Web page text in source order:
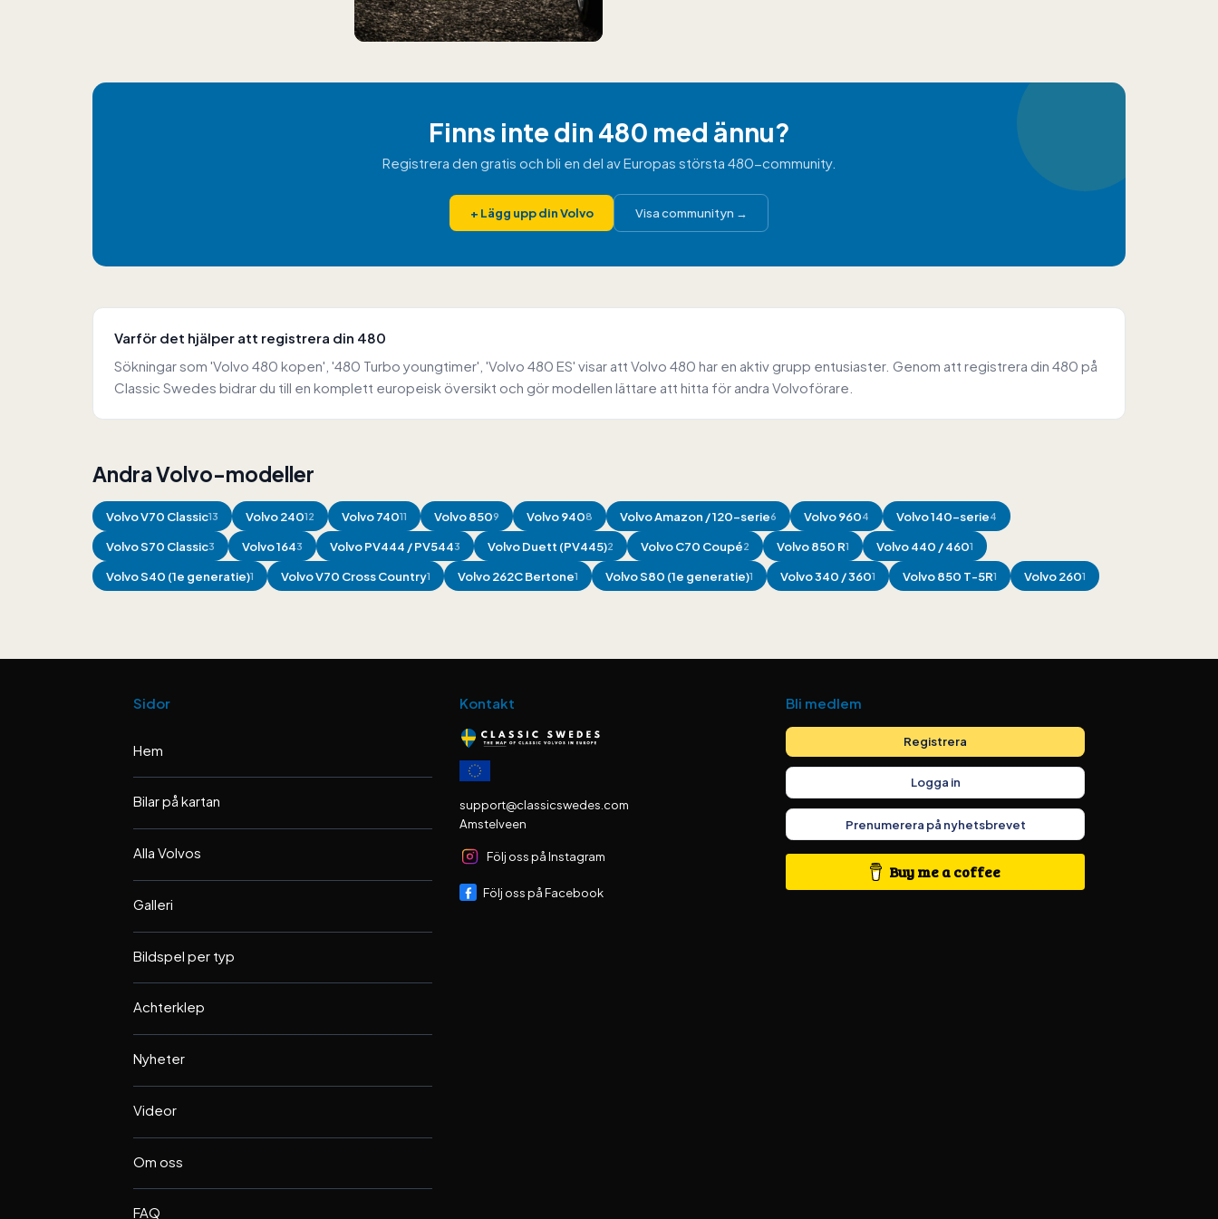
Finns inte din 480 med ännu?
Registrera den gratis och bli en del av Europas största 480-community.
+ Lägg upp din Volvo Visa communityn →
Varför det hjälper att registrera din 480
Sökningar som 'Volvo 480 kopen', '480 Turbo youngtimer', 'Volvo 480 ES' visar att Volvo 480 har en aktiv grupp entusiaster. Genom att registrera din 480 på
Classic Swedes bidrar du till en komplett europeisk översikt och gör modellen lättare att hitta för andra Volvoförare.
Andra Volvo-modeller
VolvoV70 Classic13 Volvo24012 Volvo74011 Volvo8509 Volvo9408 VolvoAmazon / 120-serie6 Volvo9604 Volvo140-serie4
VolvoS70 Classic3 Volvo1643 VolvoPV444 / PV5443 VolvoDuett (PV445)2 VolvoC70 Coupé2 Volvo850 R1 Volvo440 / 4601
VolvoS40 (1e generatie)1 VolvoV70 Cross Country1 Volvo262C Bertone1 VolvoS80 (1e generatie)1 Volvo340 / 3601 Volvo850 T-5R1 Volvo2601
Sidor
Hem
Bilar på kartan
Alla Volvos
Galleri
Bildspel per typ
Achterklep
Nyheter
Videor
Om oss
FAQ
Kontakt
support@classicswedes.com
Amstelveen
Följ oss på Instagram
Följ oss på Facebook
Bli medlem
Registrera
Logga in
Prenumerera på nyhetsbrevet
Buy me a coffee